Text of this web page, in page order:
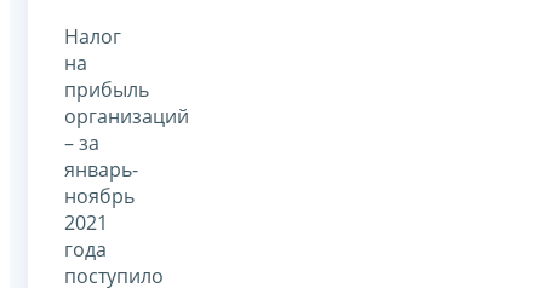
Налог
на
прибыль
организаций
– за
январь-
ноябрь
2021
года
поступило